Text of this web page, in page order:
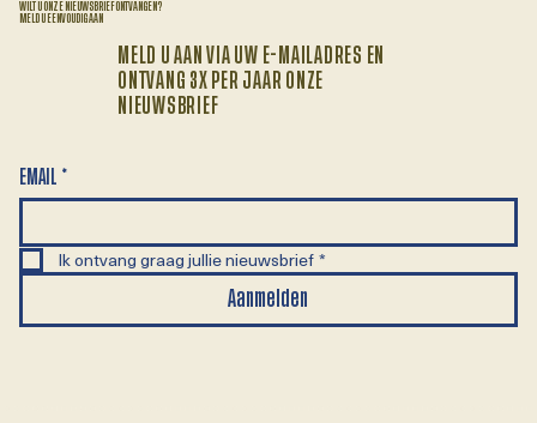
WILT U ONZE NIEUWSBRIEF ONTVANGEN?
MELD U EENVOUDIG AAN
MELD U AAN VIA UW E-MAILADRES EN
ONTVANG 3X PER JAAR ONZE
NIEUWSBRIEF
EMAIL *
Ik ontvang graag jullie nieuwsbrief*
Aanmelden